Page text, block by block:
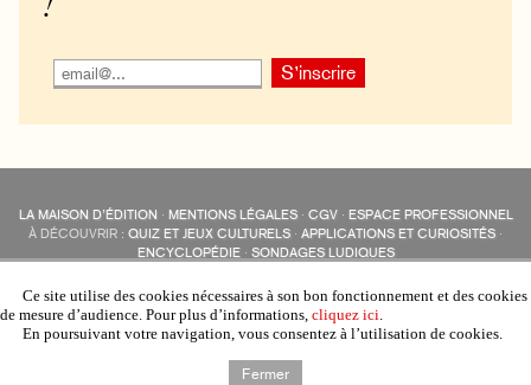
!
LA MAISON D’ÉDITION · MENTIONS LÉGALES· CGV· ESPACE PROFESSIONNEL
À DÉCOUVRIR : QUIZ ET JEUX CULTURELS · APPLICATIONS ET CURIOSITÉS ·
ENCYCLOPÉDIE· SONDAGES LUDIQUES
COLLECTIONS :
SAMBUC · ÉDISOLUM REVUE LITTÉRAIRE
L’EAU-FORTE
AUTRES SITES :COLL. « LES ÉDISOLUM »
Ce site utilise des cookies nécessaires à son bon fonctionnement et des cookies
de mesure d’audience. Pour plus d’informations, cliquez ici.
En poursuivant votre navigation, vous consentez à l’utilisation de cookies.
Fermer